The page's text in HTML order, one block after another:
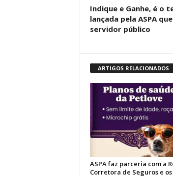
Indique e Ganhe, é o
lançada pela ASPA
servidor público
ARTIGOS RELACIONADOS
ASPA faz parceria com a
Corretora de Seguros e os